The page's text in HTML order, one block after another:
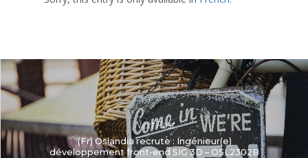
Next Post
(Fr) Oslandia recrute : Ingénieur(e)
développement front-end SIG 3D – OSL2302B